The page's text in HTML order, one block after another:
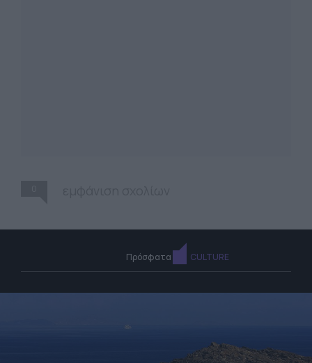
Πρόσφατα CULTURE